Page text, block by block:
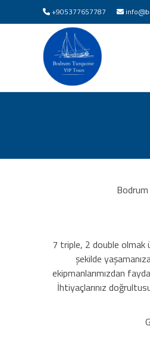
+905377657787
7 triple, 2 double olmak
şekilde
ekipmanlarımızdan
İhtiyaçlarınız